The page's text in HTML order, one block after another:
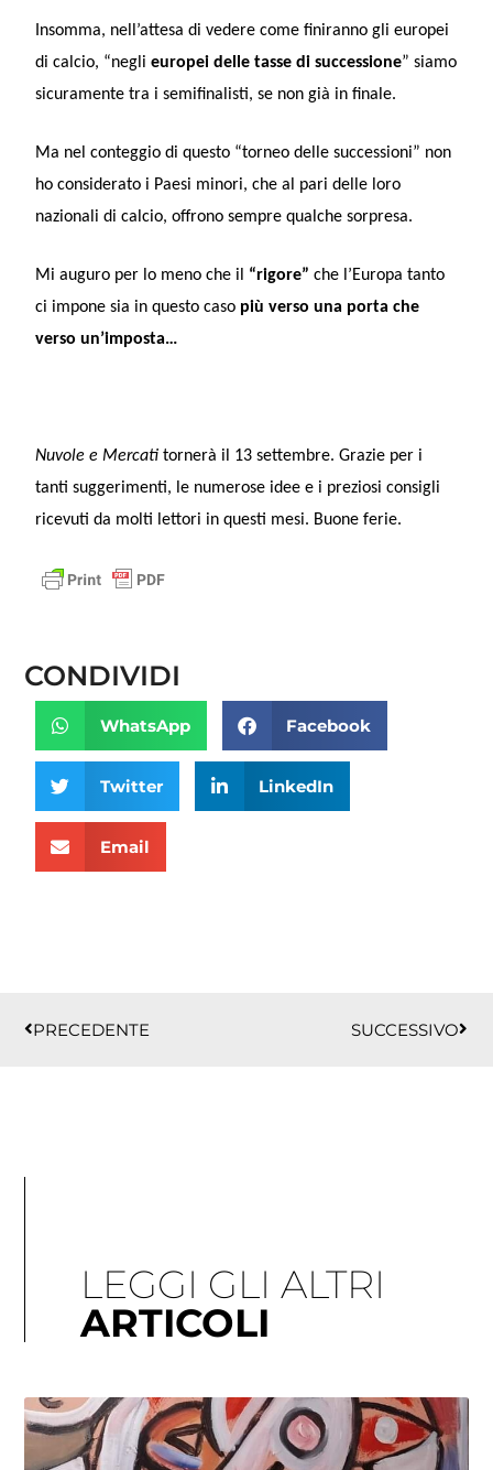
Insomma, nell’attesa di vedere come finiranno gli europei
di calcio, “neglieuropei delle tasse di successione” siamo
sicuramente tra i semifinalisti, se non già in finale.
Ma nel conteggio di questo “torneo delle successioni” non
ho considerato i Paesi minori, che al pari delle loro
nazionali di calcio, offrono sempre qualche sorpresa.
Mi auguro per lo meno che il “rigore” che l’Europa tanto
ci impone sia in questo caso più verso una porta che
verso un’imposta…
Nuvole e Mercati tornerà il 13 settembre. Grazie per i
tanti suggerimenti, le numerose idee e i preziosi consigli
ricevuti da molti lettori in questi mesi. Buone ferie.
CONDIVIDI
WhatsApp Facebook
Twitter LinkedIn
Email
PRECEDENTE
SUCCESSIVO
LEGGI GLI ALTRI
ARTICOLI
PaginaPagina
Pagina
Pagina
Pagina